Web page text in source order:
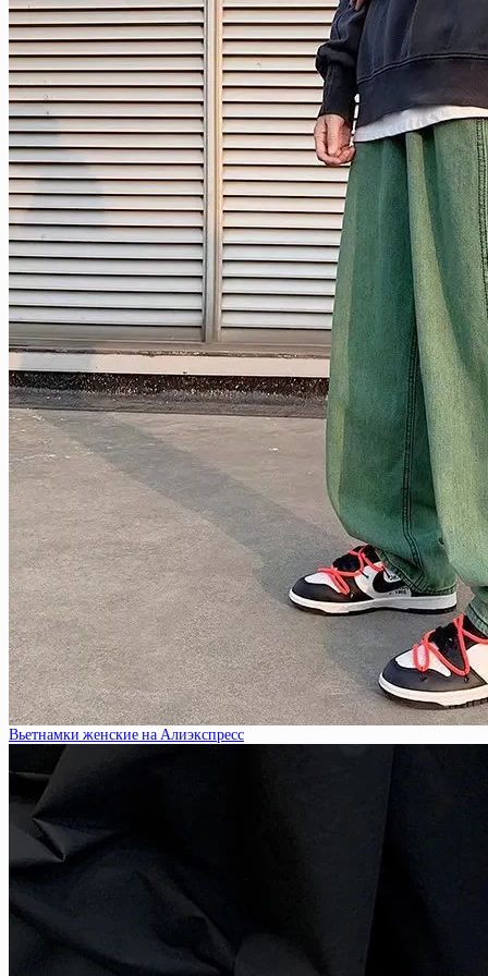
Вьетнамки женские на Алиэкспресс